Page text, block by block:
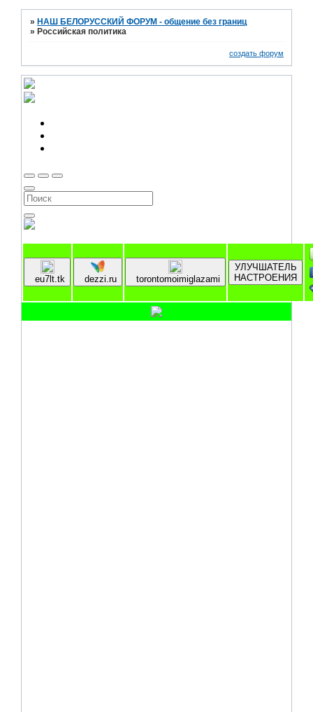
»НАШ БЕЛОРУССКИЙ ФОРУМ - общение без границ
»Российская политика
создать форум
eu7lt.tk dezzi.ru torontomoimiglazami
УЛУЧШАТЕЛЬ
НАСТРОЕНИЯ